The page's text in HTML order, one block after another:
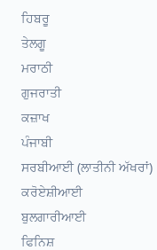
ਹਿਬਰੂ
ਤੇਲਗੂ
ਮਰਾਠੀ
ਗੁਜਰਾਤੀ
ਕਜ਼ਾਖ
ਪੰਜਾਬੀ
ਸਰਬੀਆਈ (ਲਾਤੀਨੀ ਅੱਖਰਾਂ)
ਕਰੋਏਸ਼ੀਆਈ
ਬੁਲਗਾਰੀਆਈ
ਫਿਨਿਸ਼